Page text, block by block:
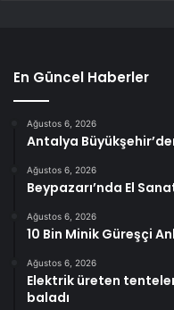
En Güncel Haberler
Ağustos 6, 2026
Antalya
Ağustos 6, 2026
Beypazarı’nda El
Ağustos 6, 2026
10 Bin Minik Güreşçi
Ağustos 6, 2026
Elektrik üreten
baladı